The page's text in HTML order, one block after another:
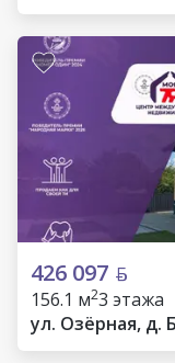
426 097
156.1 м23 этажа
ул. Озёрная, д.